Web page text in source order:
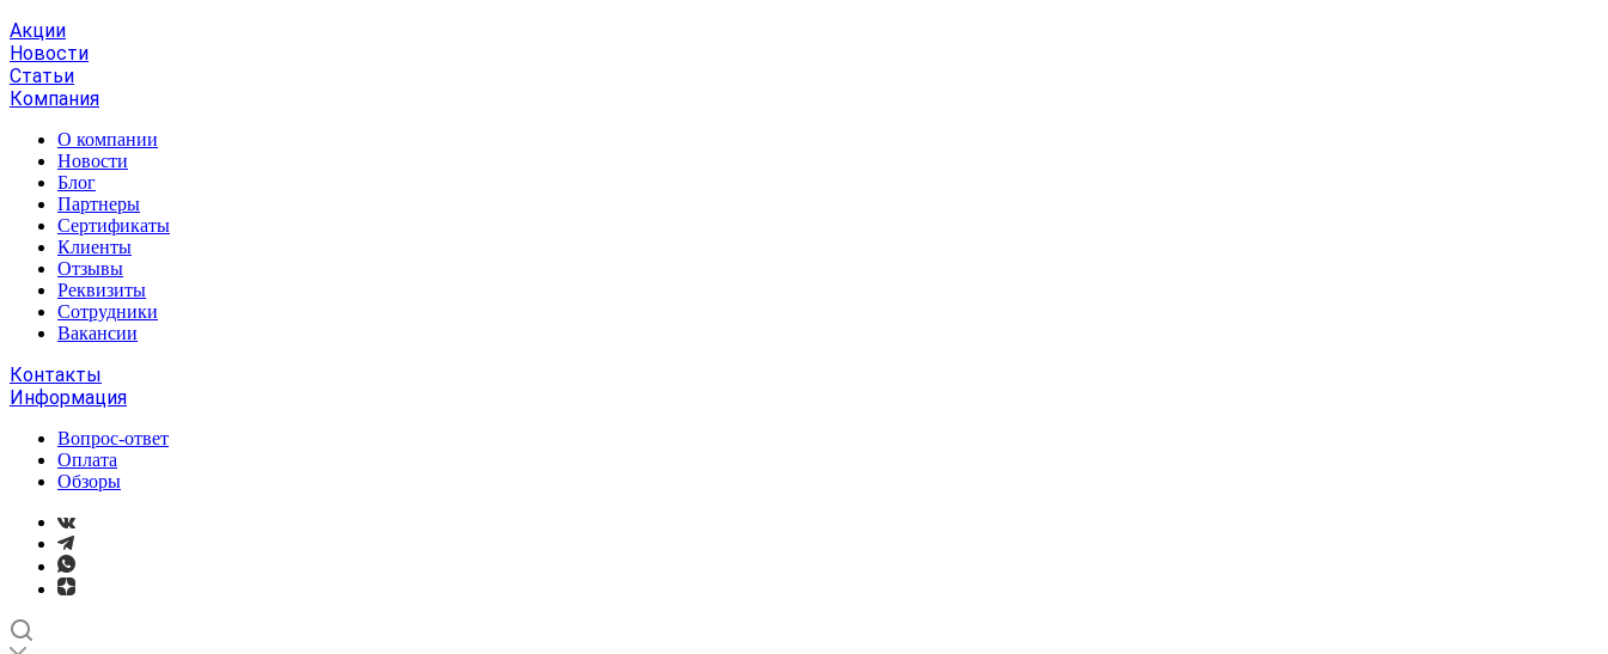
Акции
Новости
Статьи
Компания
О компании
Новости
Блог
Партнеры
Сертификаты
Клиенты
Отзывы
Реквизиты
Сотрудники
Вакансии
Контакты
Информация
Вопрос-ответ
Оплата
Обзоры